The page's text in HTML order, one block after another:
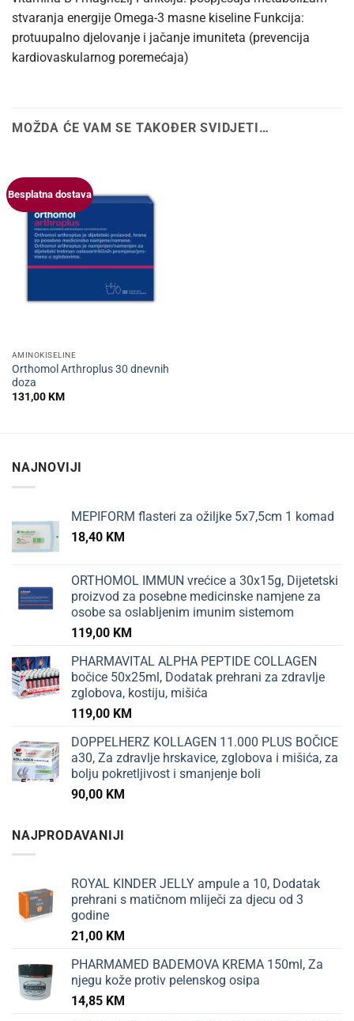
stvaranja energije Omega-3 masne kiseline Funkcija:
protuupalno djelovanje i jačanje imuniteta (prevencija
kardiovaskularnog poremećaja)
MOŽDA ĆE VAM SE TAKOĐER SVIDJETI…
Besplatna dostava
AMINOKISELINE
Orthomol Arthroplus 30 dnevnih
doza
131,00KM
NAJNOVIJI
MEPIFORM flasteri za ožiljke 5x7,5cm 1 komad
18,40 KM
ORTHOMOL IMMUN vrećice a 30x15g, Dijetetski
proizvod za posebne medicinske namjene za
osobe sa oslabljenim imunim sistemom
119,00 KM
PHARMAVITAL ALPHA PEPTIDE COLLAGEN
bočice 50x25ml, Dodatak prehrani za zdravlje
zglobova, kostiju, mišića
119,00 KM
DOPPELHERZ KOLLAGEN 11.000 PLUS BOČICE
a30, Za zdravlje hrskavice, zglobova i mišića, za
bolju pokretljivost i smanjenje boli
90,00 KM
NAJPRODAVANIJI
ROYAL KINDER JELLY ampule a 10, Dodatak
prehrani s matičnom mliječi za djecu od 3
godine
21,00 KM
PHARMAMED BADEMOVA KREMA 150ml, Za
njegu kože protiv pelenskog osipa
14,85 KM